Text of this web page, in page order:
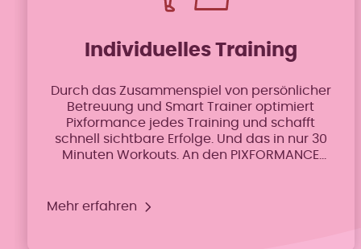
Individuelles Training
Durch das Zusammenspiel von persönlicher
Betreuung und Smart Trainer optimiert
Pixformance jedes Training und schafft
schnell sichtbare Erfolge. Und das in nur 30
Minuten Workouts. An den PIXFORMANCE
Trainingsplan, der ganz auf deine
Mehr erfahren